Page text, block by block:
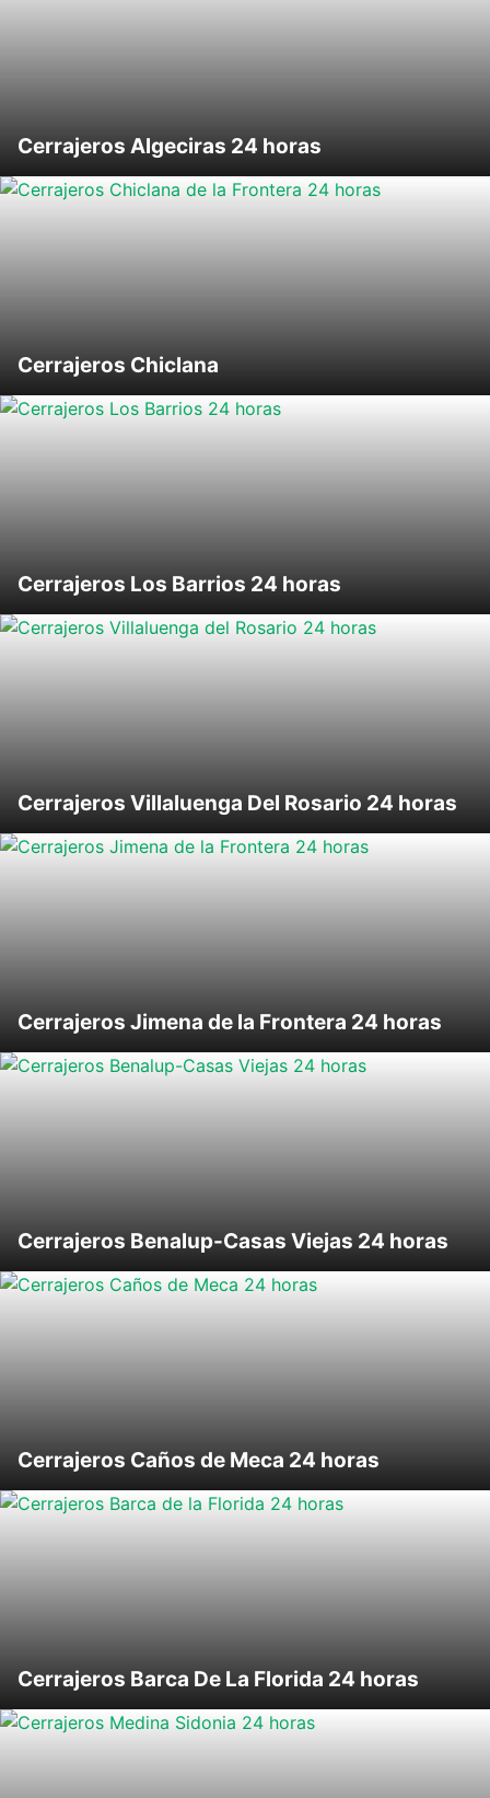
Cerrajeros Algeciras 24 horas
Cerrajeros Chiclana
Cerrajeros Los Barrios 24 horas
Cerrajeros Villaluenga Del Rosario 24 horas
Cerrajeros Jimena de la Frontera 24 horas
Cerrajeros Benalup-Casas Viejas 24 horas
Cerrajeros Caños de Meca 24 horas
Cerrajeros Barca De La Florida 24 horas